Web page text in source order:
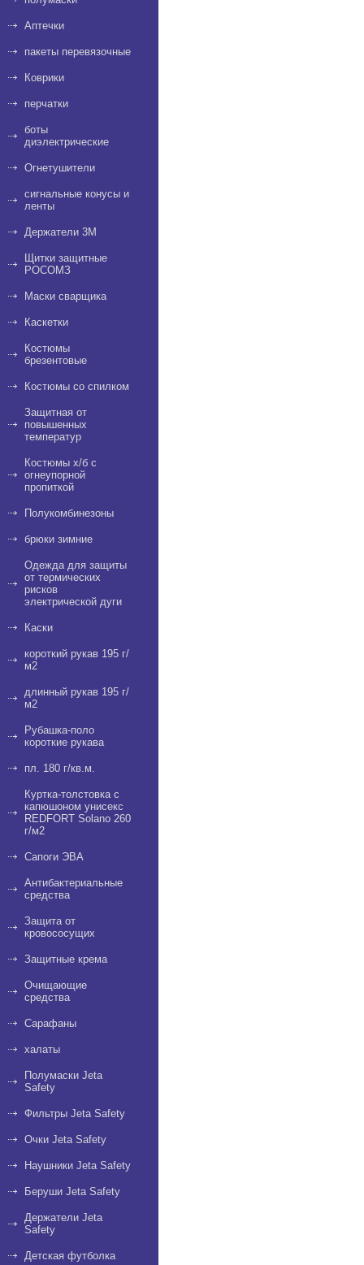
Аптечки
пакеты перевязочные
Коврики
перчатки
боты
диэлектрические
Огнетушители
сигнальные конусы и
ленты
Держатели 3M
Щитки защитные
РОСОМЗ
Маски сварщика
Каскетки
Костюмы
брезентовые
Костюмы со спилком
Защитная от
повышенных
температур
Костюмы х/б с
огнеупорной
пропиткой
Полукомбинезоны
брюки зимние
Одежда для защиты
от термических
рисков
электрической дуги
Каски
короткий рукав 195 г/
м2
длинный рукав 195 г/
м2
Рубашка-поло
короткие рукава
пл. 180 г/кв.м.
Куртка-толстовка с
капюшоном унисекс
REDFORT Solano 260
г/м2
Сапоги ЭВА
Антибактериальные
средства
Защита от
кровососущих
Защитные крема
Очищающие
средства
Сарафаны
халаты
Полумаски Jeta
Safety
Фильтры Jeta Safety
Очки Jeta Safety
Наушники Jeta Safety
Беруши Jeta Safety
Держатели Jeta
Safety
Детская футболка